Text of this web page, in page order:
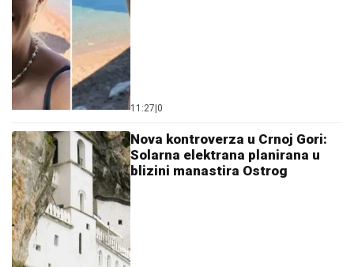
11:27 0
Nova kontroverza u Crnoj Gori:
Solarna elektrana planirana u
blizini manastira Ostrog